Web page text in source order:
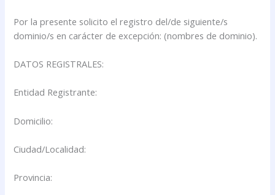
Por la presente solicito el registro del/de siguiente/s
dominio/s en carácter de excepción: (nombres de dominio).
DATOS REGISTRALES:
Entidad Registrante:
Domicilio:
Ciudad/Localidad:
Provincia: